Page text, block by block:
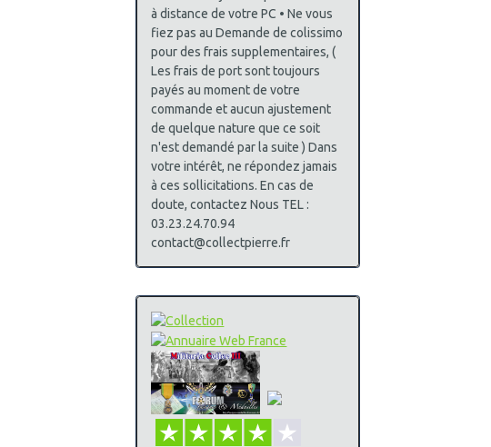
à distance de votre PC • Ne vous
fiez pas au Demande de colissimo
pour des frais supplementaires, (
Les frais de port sont toujours
payés au moment de votre
commande et aucun ajustement
de quelque nature que ce soit
n'est demandé par la suite ) Dans
votre intérêt, ne répondez jamais
à ces sollicitations. En cas de
doute, contactez Nous TEL :
03.23.24.70.94
contact@collectpierre.fr